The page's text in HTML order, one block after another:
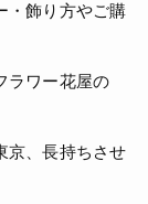
・飾り方やご購
ラワー花屋の
京、長持ちさせ